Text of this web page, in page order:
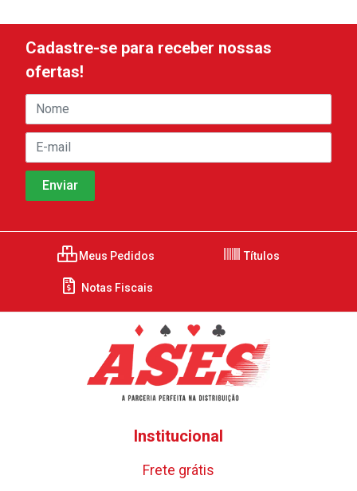
Cadastre-se para receber nossas
ofertas!
Meus Pedidos Títulos
Notas Fiscais
Institucional
Frete grátis